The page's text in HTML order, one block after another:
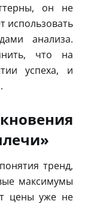
он не
использовать
анализа.
что на
успеха, и
тренд,
максимумы
цены уже не